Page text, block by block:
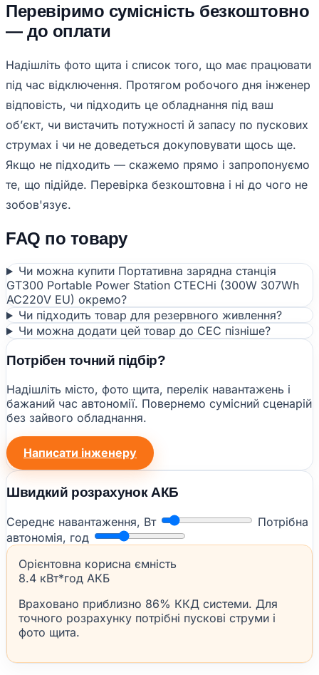
Перевіримо сумісність безкоштовно
— до оплати
Надішліть фото щита і список того, що має працювати
під час відключення. Протягом робочого дня інженер
відповість, чи підходить це обладнання під ваш
обʼєкт, чи вистачить потужності й запасу по пускових
струмах і чи не доведеться докуповувати щось ще.
Якщо не підходить — скажемо прямо і запропонуємо
те, що підійде. Перевірка безкоштовна і ні до чого не
зобов'язує.
FAQ по товару
Чи можна купити Портативна зарядна станція
GT300 Portable Power Station CTECHi (300W 307Wh
AC220V EU) окремо?
Чи підходить товар для резервного живлення?
Чи можна додати цей товар до СЕС пізніше?
Потрібен точний підбір?
Надішліть місто, фото щита, перелік навантажень і
бажаний час автономії. Повернемо сумісний сценарій
без зайвого обладнання.
Написати інженеру
Швидкий розрахунок АКБ
Середнє навантаження, Вт
Потрібна
автономія, год
Орієнтовна корисна ємність
8.4 кВт*год АКБ
Враховано приблизно 86% ККД системи. Для
точного розрахунку потрібні пускові струми і
фото щита.